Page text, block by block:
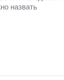
назвать